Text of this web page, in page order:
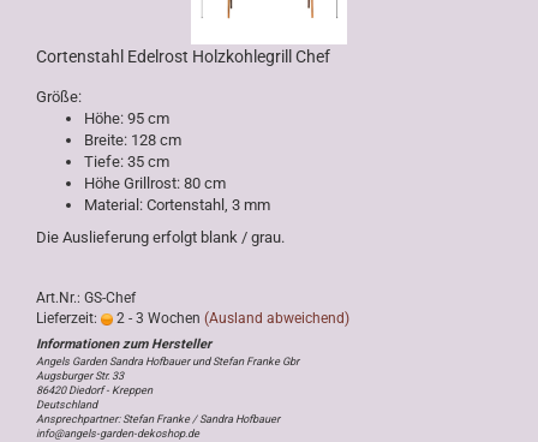
Cortenstahl Edelrost Holzkohlegrill Chef
Größe:
Höhe: 95 cm
Breite: 128 cm
Tiefe: 35 cm
Höhe Grillrost: 80 cm
Material: Cortenstahl, 3 mm
Die Auslieferung erfolgt blank / grau.
Art.Nr.: GS-Chef
Lieferzeit:
2 - 3 Wochen (Ausland abweichend)
Angels Garden Sandra Hofbauer und Stefan Franke Gbr
Augsburger Str. 33
86420 Diedorf - Kreppen
Deutschland
Ansprechpartner: Stefan Franke / Sandra Hofbauer
info@angels-garden-dekoshop.de